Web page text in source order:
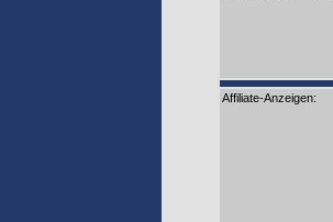
Affiliate-Anzeigen: